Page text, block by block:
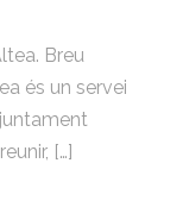
Breu
és un servei
[…]